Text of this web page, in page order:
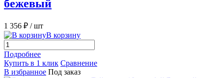
бежевый
1 356 ₽ / шт
В корзину
Подробнее
Купить в 1 клик Сравнение
В избранное Под заказ